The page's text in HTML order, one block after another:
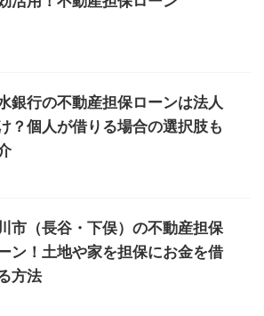
銀行の不動産担保ローンは法人
？個人が借りる場合の選択肢も
市（長谷・下俣）の不動産担保
ン！土地や家を担保にお金を借
方法